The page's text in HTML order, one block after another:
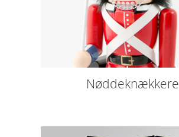
Nøddeknækkere